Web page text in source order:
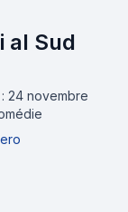
al Sud
24 novembre